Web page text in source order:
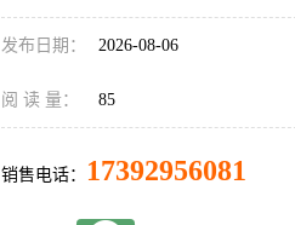
发布日期： 2026-08-06
阅 读 量： 85
销售电话： 17392956081